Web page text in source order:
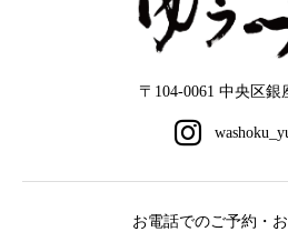
〒104-0061 中央区銀
お電話でのご予約・